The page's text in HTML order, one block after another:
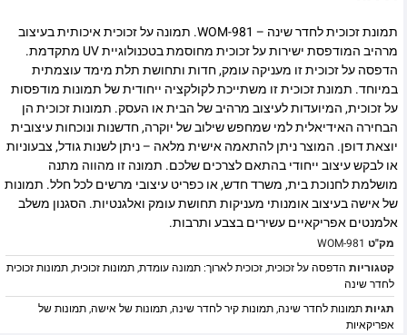
תמונת זכוכית לחדר שינה – WOM-981. תמונה על זכוכית איכותית בעיצוב
מרהיב המודפסת ישירות על זכוכית מחוסמת בטכנולוגיית UV מתקדמת.
הדפסה על זכוכית זו מעניקה עומק, חדות ותחושת תלת מימד עוצמתית
במיוחד. תמונת זכוכית זו משתייכת לקולקציה ייחודית של תמונות מודפסות
על זכוכית, המיועדות לעיצוב מרהיב של הבית או העסק. תמונות זכוכית הן
הבחירה האידיאלית למי שמחפש שילוב של יוקרה, חדשנות ונוכחות עיצובית
יוצאת דופן. המוצר ניתן להתאמה אישית מלאה – ניתן לשנות גודל, צבעוניות
או לבקש עיצוב ייחודי בהתאם לצרכים שלכם. תמונה זו מהווה מתנה
מושלמת לחנוכת בית, משרד חדש, או כפריט עיצובי מרשים לכל חלל. תמונות
של אישה בעיצוב אומנותי מעניקות תחושת עומק ואלגנטיות. הסגנון משלב
אלמנטים אפריקאיים עשירים בצבע ותרבות.
מק"ט WOM-981
קטגוריות הדפסה על זכוכית,זכוכית לארוך: תמונה עומדת,תמונות זכוכית,תמונות זכוכית
לחדר שינה
תגיותתמונות לחדר שינה,תמונות קיר לחדר שינה,תמונות של אישה,תמונות של
אפריקאיות